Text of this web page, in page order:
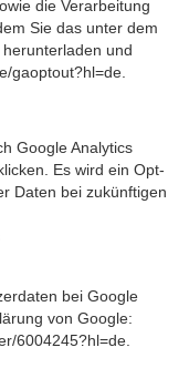
die Verarbeitung
Sie das unter dem
und
gaoptout?hl=de
Google Analytics
Es wird ein Opt-
Daten bei zukünftigen
bei Google
von Google:
6004245?hl=de